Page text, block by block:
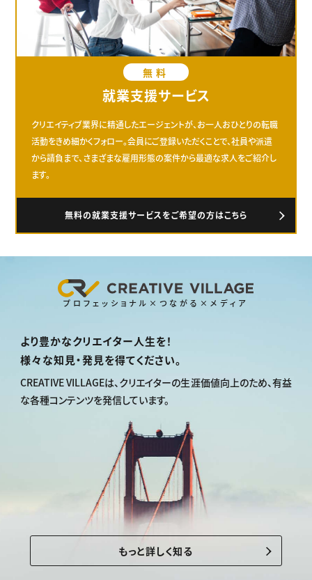
無料
就業支援サービス
クリエイティブ業界に精通したエージェントが、お一人おひとりの転職
活動をきめ細かくフォロー。会員にご登録いただくことで、社員や派遣
から請負まで、さまざまな雇用形態の案件から最適な求人をご紹介し
ます。
無料の就業支援サービスをご希望の方はこちら
プロフェッショナル×つながる×メディア
より豊かなクリエイター人生を！
様々な知見・発見を得てください。
CREATIVE VILLAGEは、クリエイターの生涯価値向上のため、有益
な各種コンテンツを発信しています。
もっと詳しく知る